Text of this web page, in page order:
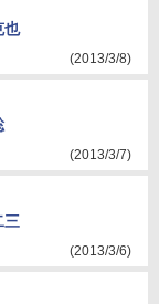
也
(2013/3/8)
(2013/3/7)
三
(2013/3/6)